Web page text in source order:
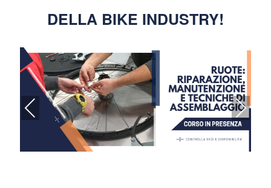
DELLA BIKE INDUSTRY!
Previous Next